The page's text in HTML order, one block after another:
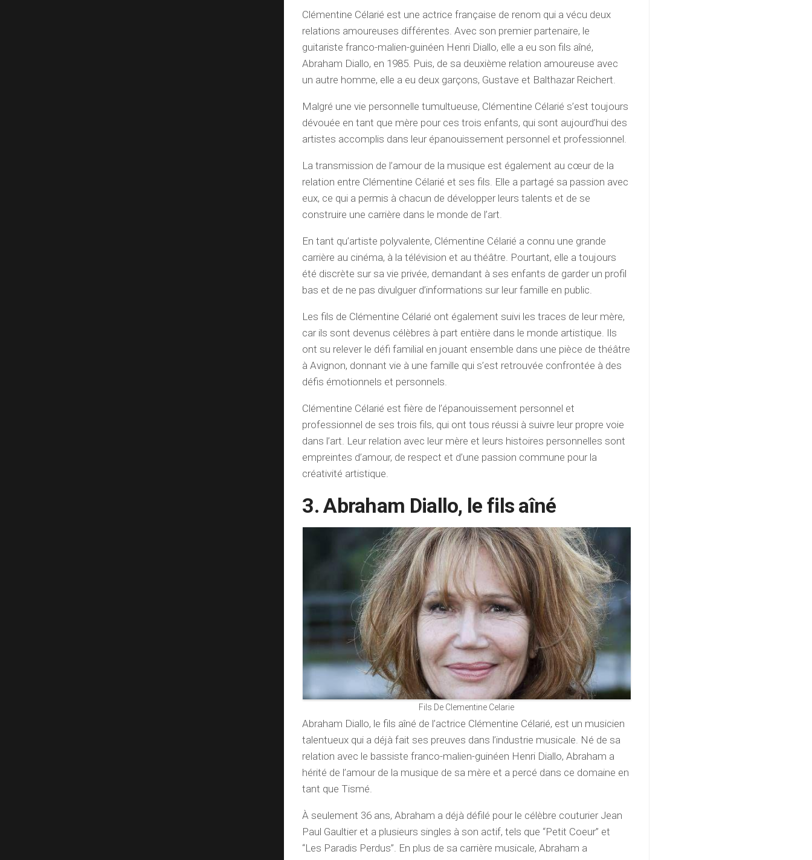
Clémentine Célarié est une actrice française de renom qui a vécu deux
relations amoureuses différentes. Avec son premier partenaire, le
guitariste franco-malien-guinéen Henri Diallo, elle a eu son fils aîné,
Abraham Diallo, en 1985. Puis, de sa deuxième relation amoureuse avec
un autre homme, elle a eu deux garçons, Gustave et Balthazar Reichert.
Malgré une vie personnelle tumultueuse, Clémentine Célarié s’est toujours
dévouée en tant que mère pour ces trois enfants, qui sont aujourd’hui des
artistes accomplis dans leur épanouissement personnel et professionnel.
La transmission de l’amour de la musique est également au cœur de la
relation entre Clémentine Célarié et ses fils. Elle a partagé sa passion avec
eux, ce qui a permis à chacun de développer leurs talents et de se
construire une carrière dans le monde de l’art.
En tant qu’artiste polyvalente, Clémentine Célarié a connu une grande
carrière au cinéma, à la télévision et au théâtre. Pourtant, elle a toujours
été discrète sur sa vie privée, demandant à ses enfants de garder un profil
bas et de ne pas divulguer d’informations sur leur famille en public.
Les fils de Clémentine Célarié ont également suivi les traces de leur mère,
car ils sont devenus célèbres à part entière dans le monde artistique. Ils
ont su relever le défi familial en jouant ensemble dans une pièce de théâtre
à Avignon, donnant vie à une famille qui s’est retrouvée confrontée à des
défis émotionnels et personnels.
Clémentine Célarié est fière de l’épanouissement personnel et
professionnel de ses trois fils, qui ont tous réussi à suivre leur propre voie
dans l’art. Leur relation avec leur mère et leurs histoires personnelles sont
empreintes d’amour, de respect et d’une passion commune pour la
créativité artistique.
3. Abraham Diallo, le fils aîné
Fils De Clementine Celarie
Abraham Diallo, le fils aîné de l’actrice Clémentine Célarié, est un musicien
talentueux qui a déjà fait ses preuves dans l’industrie musicale. Né de sa
relation avec le bassiste franco-malien-guinéen Henri Diallo, Abraham a
hérité de l’amour de la musique de sa mère et a percé dans ce domaine en
tant que Tismé.
À seulement 36 ans, Abraham a déjà défilé pour le célèbre couturier Jean
Paul Gaultier et a plusieurs singles à son actif, tels que “Petit Coeur” et
“Les Paradis Perdus”. En plus de sa carrière musicale, Abraham a